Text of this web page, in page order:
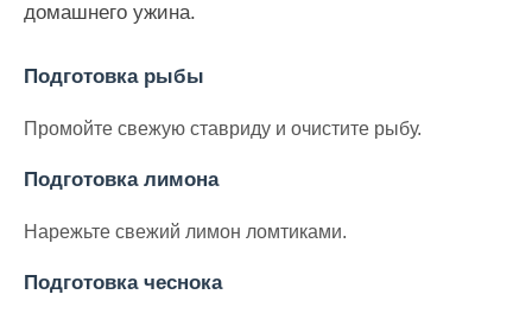
домашнего ужина.
Подготовка рыбы
Промойте свежую ставриду и очистите рыбу.
Подготовка лимона
Нарежьте свежий лимон ломтиками.
Подготовка чеснока